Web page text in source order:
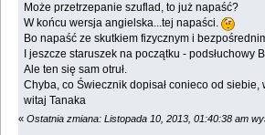
Może przetrzepanie szuflad, to już napaść?
W końcu wersja angielska...tej napaści.
Bo napaść ze skutkiem fizycznym i
I jeszcze staruszek na początku - podsłuchowy
Ale ten się sam otruł.
Chyba, co Świecznik dopisał conieco od
witaj Tanaka
« Ostatnia zmiana: Listopada 10, 2013, 01:40:38 am